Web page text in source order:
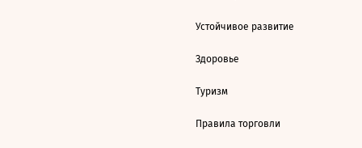
Устойчивое развитие
Здоровье
Туризм
Правила торговли